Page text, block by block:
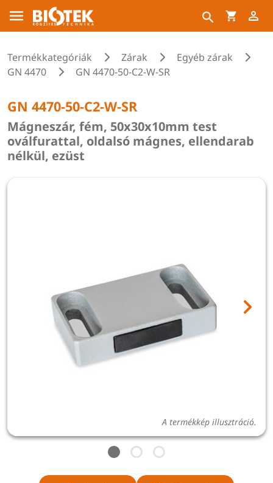
Termékkategóriák Zárak
Egyéb zárak
GN 4470
GN 4470-50-C2-W-SR
GN 4470-50-C2-W-SR
Mágneszár, fém, 50x30x10mm test
oválfurattal, oldalsó mágnes, ellendarab
nélkül, ezüst
A termékkép illusztráció.